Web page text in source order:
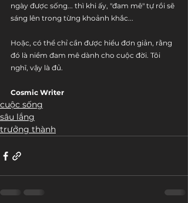
ngày được sống... thì khi ấy, "đam mê" tự rồi sẽ
sáng lên trong từng khoảnh khắc...
Hoặc, có thể chỉ cần được hiểu đơn giản, rằng
đó là niềm đam mê dành cho cuộc đời. Tôi
nghĩ, vậy là đủ.
Cosmic Writer
cuộc sống
sâu lắng
trưởng thành